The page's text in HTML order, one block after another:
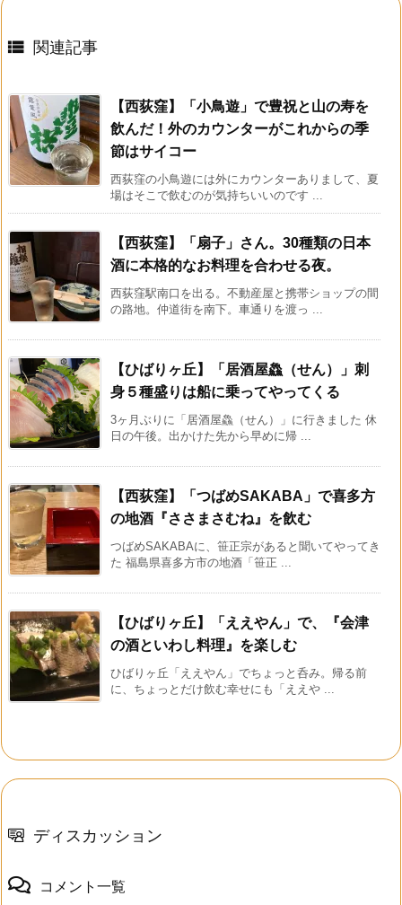
 関連記事
【西荻窪】「小鳥遊」で豊祝と山の寿を
飲んだ！外のカウンターがこれからの季
節はサイコー
西荻窪の小鳥遊には外にカウンターありまして、夏
場はそこで飲むのが気持ちいいのです ...
【西荻窪】「扇子」さん。30種類の日本
酒に本格的なお料理を合わせる夜。
西荻窪駅南口を出る。不動産屋と携帯ショップの間
の路地。仲道街を南下。車通りを渡っ ...
【ひばりヶ丘】「居酒屋鱻（せん）」刺
身５種盛りは船に乗ってやってくる
3ヶ月ぶりに「居酒屋鱻（せん）」に行きました 休
日の午後。出かけた先から早めに帰 ...
【西荻窪】「つばめSAKABA」で喜多方
の地酒『ささまさむね』を飲む
つばめSAKABAに、笹正宗があると聞いてやってき
た 福島県喜多方市の地酒「笹正 ...
【ひばりヶ丘】「ええやん」で、『会津
の酒といわし料理』を楽しむ
ひばりヶ丘「ええやん」でちょっと呑み。帰る前
に、ちょっとだけ飲む幸せにも「ええや ...
ディスカッション
コメント一覧